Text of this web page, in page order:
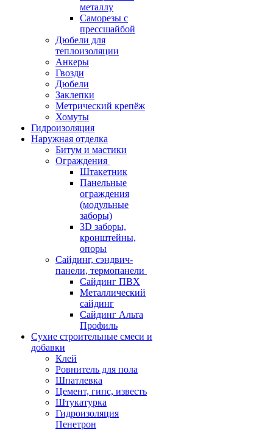
металлу
Саморезы с
прессшайбой
Дюбели для
теплоизоляции
Анкеры
Гвозди
Дюбели
Заклепки
Метрический крепёж
Хомуты
Гидроизоляция
Наружная отделка
Битум и мастики
Ограждения
Штакетник
Панельные
ограждения
(модульные
заборы)
3D заборы,
кронштейны,
опоры
Cайдинг, сэндвич-
панели, термопанели
Сайдинг ПВХ
Металлический
сайдинг
Сайдинг Альта
Профиль
Сухие строительные смеси и
добавки
Клей
Ровнитель для пола
Шпатлевка
Цемент, гипс, известь
Штукатурка
Гидроизоляция
Пенетрон